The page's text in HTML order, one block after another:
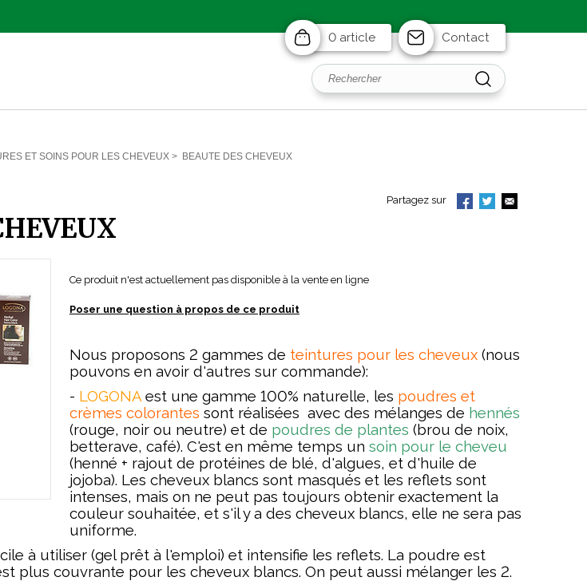
0 article Contact
ET SOINS POUR LES CHEVEUX > BEAUTE DES CHEVEUX
Partagez sur
Ce produit n'est actuellement pas disponible à la vente en ligne
Poser une question à propos de ce produit
Nous proposons 2 gammes de teintures pour les cheveux(nous
pouvons en avoir d'autres sur commande):
- LOGONAest une gamme 100% naturelle, les poudres et
crèmes colorantes sont réalisées avec des mélanges de hennés
(rouge, noir ou neutre) et de poudres de plantes (brou de noix,
betterave, café). C'est en même temps un soin pour le cheveu
(henné + rajout de protéines de blé, d'algues, et d'huile de
jojoba). Les cheveux blancs sont masqués et les reflets sont
intenses, mais on ne peut pas toujours obtenir exactement la
couleur souhaitée, et s'il y a des cheveux blancs, elle ne sera pas
uniforme.
à utiliser (gel prêt à l'emploi) et intensifie les reflets. La poudre est
plus couvrante pour les cheveux blancs. On peut aussi mélanger les 2.